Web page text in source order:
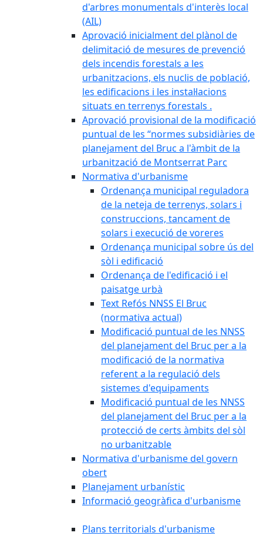
d'arbres monumentals d'interès local
(AIL)
Aprovació inicialment del plànol de
delimitació de mesures de prevenció
dels incendis forestals a les
urbanitzacions, els nuclis de població,
les edificacions i les instal·lacions
situats en terrenys forestals .
Aprovació provisional de la modificació
puntual de les “normes subsidiàries de
planejament del Bruc a l'àmbit de la
urbanització de Montserrat Parc
Normativa d'urbanisme
Ordenança municipal reguladora
de la neteja de terrenys, solars i
construccions, tancament de
solars i execució de voreres
Ordenança municipal sobre ús del
sòl i edificació
Ordenança de l'edificació i el
paisatge urbà
Text Refós NNSS El Bruc
(normativa actual)
Modificació puntual de les NNSS
del planejament del Bruc per a la
modificació de la normativa
referent a la regulació dels
sistemes d'equipaments
Modificació puntual de les NNSS
del planejament del Bruc per a la
protecció de certs àmbits del sòl
no urbanitzable
Normativa d'urbanisme del govern
obert
Planejament urbanístic
Informació geogràfica d'urbanisme
Plans territorials d'urbanisme